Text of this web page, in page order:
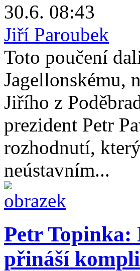
30.6. 08:43
Jiří Paroubek
Toto poučení
Jagellonskému,
Jiřího z
prezident Petr
rozhodnutí,
neústavním...
Petr Topinka:
přináší